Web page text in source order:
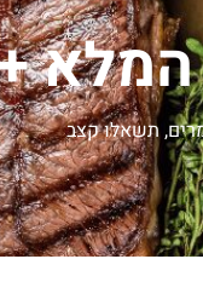
,תשאלו קצב